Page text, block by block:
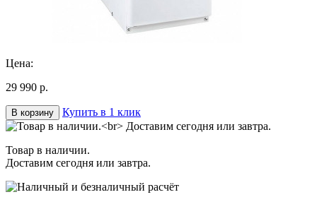
Цена:
29 990 р.
В корзину Купить в 1 клик
Товар в наличии.
Доставим сегодня или завтра.